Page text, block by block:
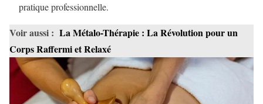
pratique professionnelle.
Voir aussi : La Métalo-Thérapie : La Révolution pour un
Corps Raffermi et Relaxé